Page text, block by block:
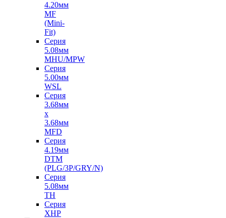
4.20мм
MF
(Mini-
Fit)
Серия
5.08мм
MHU/MPW
Серия
5.00мм
WSL
Серия
3.68мм
х
3.68мм
MFD
Серия
4.19мм
DTM
(PLG/3P/GRY/N)
Серия
5.08мм
TH
Серия
XHP